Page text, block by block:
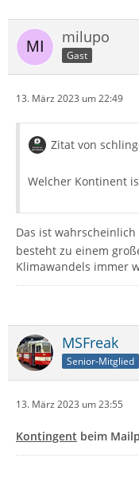
milupo
Gast
13. März 2023 um 22:49
Zitat von
Welcher Kontinent
Das ist
besteht zu einem
Klimawandels immer
MSFreak
Senior-Mitglied
13. März 2023 um 23:55
Kontingent beim